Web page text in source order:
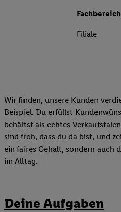
Fachbereich
Filiale
Wir finden, unsere Kunden
Beispiel. Du erfüllst
behältst als echtes
sind froh, dass du da bist, und
ein faires Gehalt, sondern auch
im Alltag.
Deine Aufgaben